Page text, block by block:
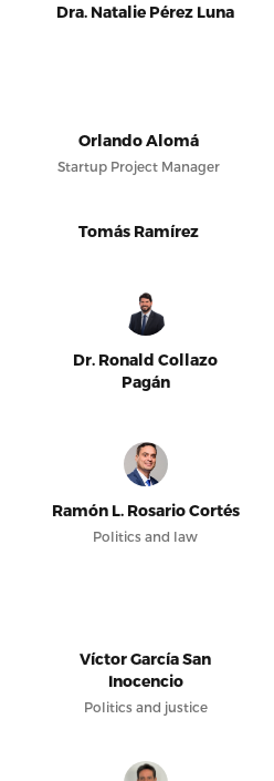
Dra. Natalie Pérez Luna
Orlando Alomá
Startup Project Manager
Tomás Ramírez
Dr. Ronald Collazo
Pagán
Ramón L. Rosario Cortés
Politics and law
Víctor García San
Inocencio
Politics and justice